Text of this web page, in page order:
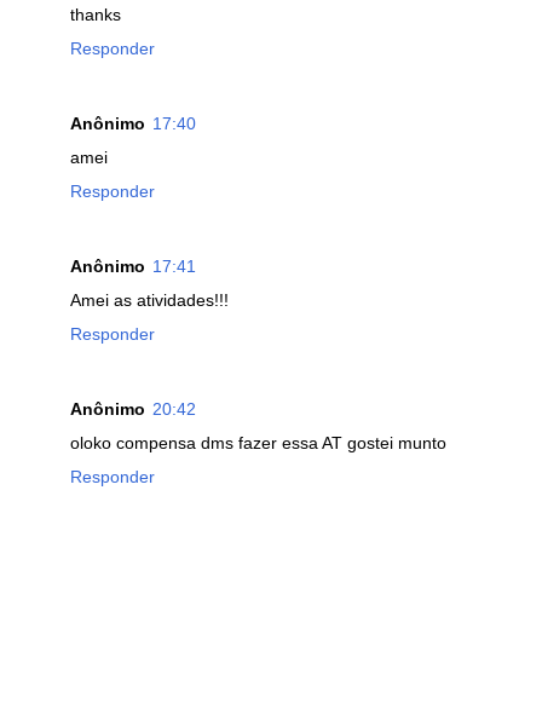
thanks
Responder
Anônimo 17:40
amei
Responder
Anônimo 17:41
Amei as atividades!!!
Responder
Anônimo 20:42
oloko compensa dms fazer essa AT gostei munto
Responder